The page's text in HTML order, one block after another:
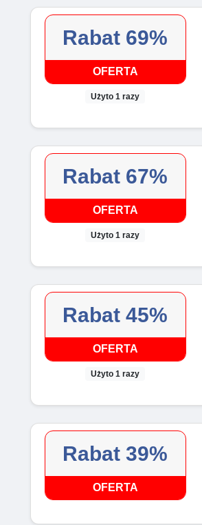
Rabat 69%
OFERTA
Użyto 1 razy
Rabat 67%
OFERTA
Użyto 1 razy
Rabat 45%
OFERTA
Użyto 1 razy
Rabat 39%
OFERTA